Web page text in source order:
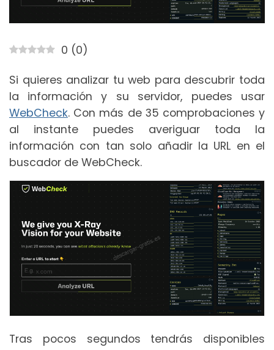
0 (0)
Si quieres analizar tu web para descubrir toda
la información y su servidor, puedes usar
WebCheck. Con más de 35 comprobaciones y
al instante puedes averiguar toda la
información con tan solo añadir la URL en el
buscador de WebCheck.
Tras pocos segundos tendrás disponibles